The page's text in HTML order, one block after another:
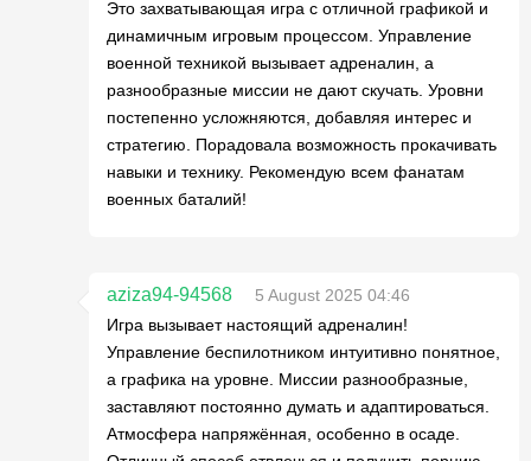
Это захватывающая игра с отличной графикой и
динамичным игровым процессом. Управление
военной техникой вызывает адреналин, а
разнообразные миссии не дают скучать. Уровни
постепенно усложняются, добавляя интерес и
стратегию. Порадовала возможность прокачивать
навыки и технику. Рекомендую всем фанатам
военных баталий!
aziza94-94568
5 August 2025 04:46
Игра вызывает настоящий адреналин!
Управление беспилотником интуитивно понятное,
а графика на уровне. Миссии разнообразные,
заставляют постоянно думать и адаптироваться.
Атмосфера напряжённая, особенно в осаде.